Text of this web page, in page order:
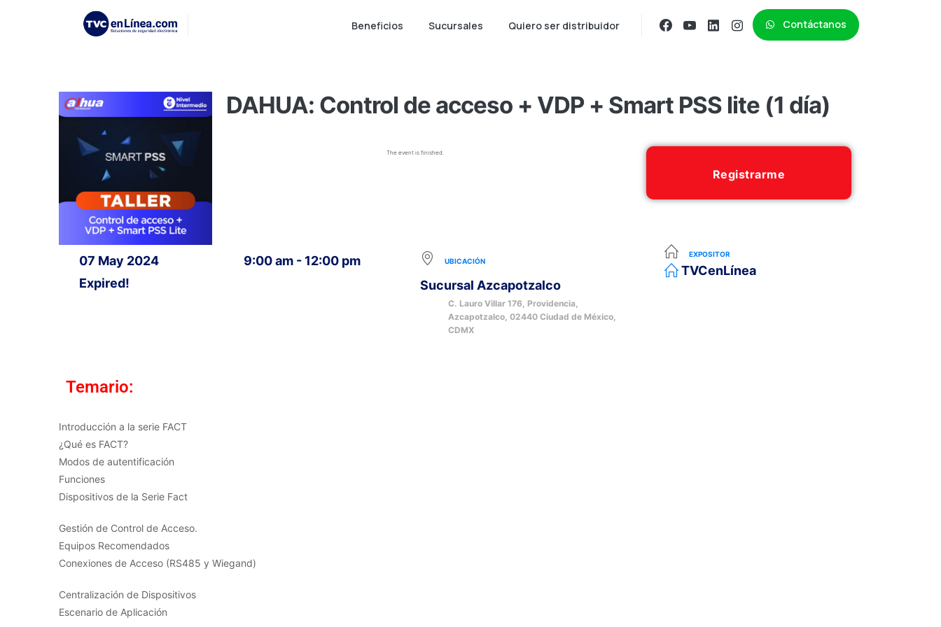
Beneficios Sucursales Quiero ser distribuidor Contáctanos
DAHUA: Control de acceso + VDP + Smart PSS lite (1 día)
The event is finished.
Registrarme
07 May 2024
Expired!
9:00 am - 12:00 pm UBICACIÓN
Sucursal Azcapotzalco
C. Lauro Villar 176, Providencia,
Azcapotzalco, 02440 Ciudad de México,
CDMX
EXPOSITOR
TVCenLínea
Temario:
Introducción a la serie FACT
¿Qué es FACT?
Modos de autentificación
Funciones
Dispositivos de la Serie Fact
Gestión de Control de Acceso.
Equipos Recomendados
Conexiones de Acceso (RS485 y Wiegand)
Centralización de Dispositivos
Escenario de Aplicación